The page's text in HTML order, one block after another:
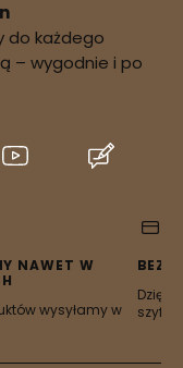
do każdego
– wygodnie i po
(Otwiera
nowej
NAWET W
wysyłamy w
Dzięki